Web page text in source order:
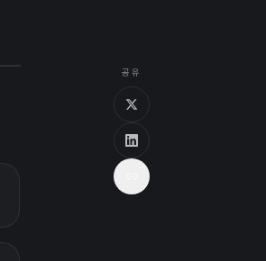
공유